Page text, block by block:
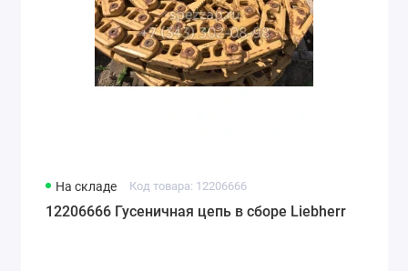
На складе Код товара: 12206666
12206666 Гусеничная цепь в сборе Liebherr